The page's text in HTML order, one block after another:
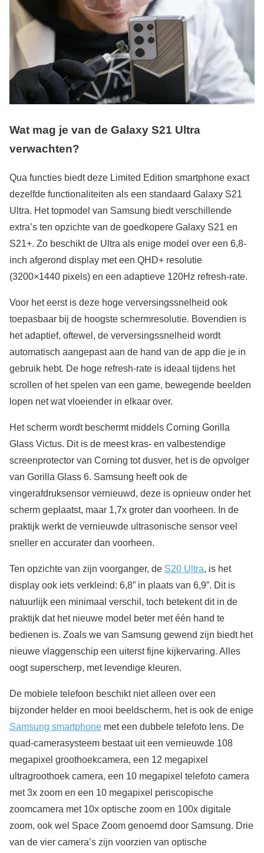
Wat mag je van de Galaxy S21 Ultra
verwachten?
Qua functies biedt deze Limited Edition smartphone exact
dezelfde functionaliteiten als een standaard Galaxy S21
Ultra. Het topmodel van Samsung biedt verschillende
extra’s ten opzichte van de goedkopere Galaxy S21 en
S21+. Zo beschikt de Ultra als enige model over een 6,8-
inch afgerond display met een QHD+ resolutie
(3200×1440 pixels) en een adaptieve 120Hz refresh-rate.
Voor het eerst is deze hoge verversingssnelheid ook
toepasbaar bij de hoogste schermresolutie. Bovendien is
het adaptief, oftewel, de verversingssnelheid wordt
automatisch aangepast aan de hand van de app die je in
gebruik hebt. De hoge refresh-rate is ideaal tijdens het
scrollen of het spelen van een game, bewegende beelden
lopen net wat vloeiender in elkaar over.
Het scherm wordt beschermt middels Corning Gorilla
Glass Victus. Dit is de meest kras- en valbestendige
screenprotector van Corning tot dusver, het is de opvolger
van Gorilla Glass 6. Samsung heeft ook de
vingerafdruksensor vernieuwd, deze is opnieuw onder het
scherm geplaatst, maar 1,7x groter dan voorheen. In de
praktijk werkt de vernieuwde ultrasonische sensor veel
sneller en accurater dan voorheen.
Ten opzichte van zijn voorganger, de S20 Ultra, is het
display ook iets verkleind: 6,8” in plaats van 6,9”. Dit is
natuurlijk een minimaal verschil, toch betekent dit in de
praktijk dat het nieuwe model beter met één hand te
bedienen is. Zoals we van Samsung gewend zijn biedt het
nieuwe vlaggenschip een uiterst fijne kijkervaring. Alles
oogt superscherp, met levendige kleuren.
De mobiele telefoon beschikt niet alleen over een
bijzonder helder en mooi beeldscherm, het is ook de enige
Samsung smartphone met een dubbele telefoto lens. De
quad-camerasysteem bestaat uit een vernieuwde 108
megapixel groothoekcamera, een 12 megapixel
ultragroothoek camera, een 10 megapixel telefoto camera
met 3x zoom en een 10 megapixel periscopische
zoomcamera met 10x optische zoom en 100x digitale
zoom, ook wel Space Zoom genoemd door Samsung. Drie
van de vier camera’s zijn voorzien van optische